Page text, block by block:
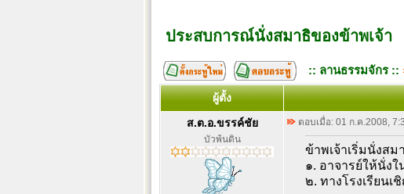
ประสบการณ์นั่งสมาธิของข้าพเจ้า
:: ลานธรรมจักร ::
ผู้ตั้ง
ส.ต.อ.ขรรค์ชัย
บัวพ้นดิน
ตอบเมื่อ: 01 ก.ค.2008,
ข้าพเจ้าเริ่มนั่งส
๑. อาจารย์ให้นั่ง
๒. ทางโรงเรียน